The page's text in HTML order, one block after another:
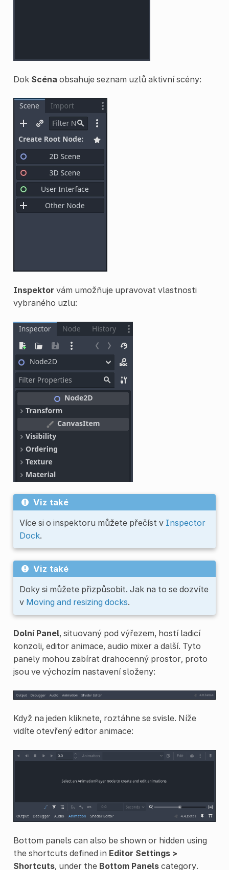
Dok Scéna obsahuje seznam uzlů aktivní scény:
Inspektor vám umožňuje upravovat vlastnosti
vybraného uzlu:
Viz také
Více si o inspektoru můžete přečíst v Inspector
Dock.
Viz také
Doky si můžete přizpůsobit. Jak na to se dozvíte
v Moving and resizing docks.
Dolní Panel, situovaný pod výřezem, hostí ladicí
konzoli, editor animace, audio mixer a další. Tyto
panely mohou zabírat drahocenný prostor, proto
jsou ve výchozím nastavení složeny:
Když na jeden kliknete, roztáhne se svisle. Níže
vidíte otevřený editor animace:
Bottom panels can also be shown or hidden using
the shortcuts defined in Editor Settings >
Shortcuts, under the Bottom Panelscategory.